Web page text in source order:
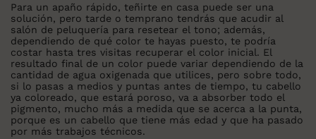
Para un apaño rápido, teñirte en casa puede ser una
solución, pero tarde o temprano tendrás que acudir al
salón de peluquería para resetear el tono; además,
dependiendo de qué color te hayas puesto, te podría
costar hasta tres visitas recuperar el color inicial. El
resultado final de un color puede variar dependiendo de la
cantidad de agua oxigenada que utilices, pero sobre todo,
si lo pasas a medios y puntas antes de tiempo, tu cabello
ya coloreado, que estará poroso, va a absorber todo el
pigmento, mucho más a medida que se acerca a la punta,
porque es un cabello que tiene más edad y que ha pasado
por más trabajos técnicos.